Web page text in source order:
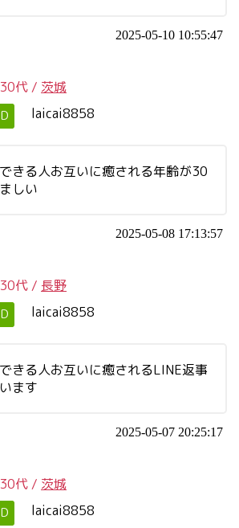
2025-05-10 10:55:47
30代 / 茨城
laicai8858
きる人お互いに癒される年齢が30
しい
2025-05-08 17:13:57
30代 / 長野
laicai8858
きる人お互いに癒されるLINE返事
ます
2025-05-07 20:25:17
30代 / 茨城
laicai8858